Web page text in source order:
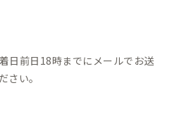
日前日18時までにメールでお送
さい。